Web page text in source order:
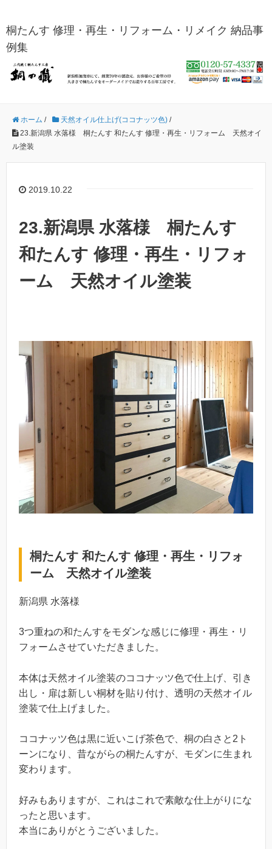
桐たんす 修理・再生・リフォーム・リメイク 納品事
例集
ホーム / 天然オイル仕上げ(ココナッツ色) /
23.新潟県 水落様 桐たんす 和たんす 修理・再生・リフォーム 天然オイ
ル塗装
2019.10.22
23.新潟県 水落様 桐たんす
和たんす 修理・再生・リフォ
ーム 天然オイル塗装
桐たんす 和たんす 修理・再生・リフォ
ーム 天然オイル塗装
新潟県 水落様
3つ重ねの和たんすをモダンな感じに修理・再生・リ
フォームさせていただきました。
本体は天然オイル塗装のココナッツ色で仕上げ、引き
出し・扉は新しい桐材を貼り付け、透明の天然オイル
塗装で仕上げました。
ココナッツ色は黒に近いこげ茶色で、桐の白さと2ト
ーンになり、昔ながらの桐たんすが、モダンに生まれ
変わります。
好みもありますが、これはこれで素敵な仕上がりにな
ったと思います。
本当にありがとうございました。